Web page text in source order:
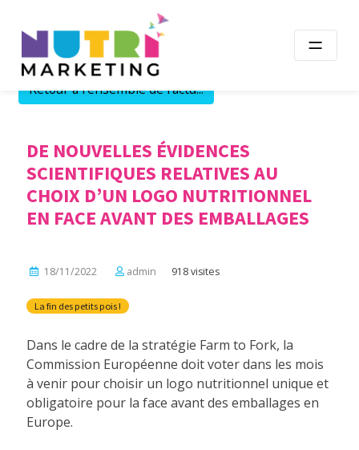
Retour à l'ensemble de l'actu...
DE NOUVELLES ÉVIDENCES
SCIENTIFIQUES RELATIVES AU
CHOIX D’UN LOGO NUTRITIONNEL
EN FACE AVANT DES EMBALLAGES
18/11/2022 admin 918 visites
La fin des petits pois !
Dans le cadre de la stratégie Farm to Fork, la
Commission Européenne doit voter dans les mois
à venir pour choisir un logo nutritionnel unique et
obligatoire pour la face avant des emballages en
Europe.